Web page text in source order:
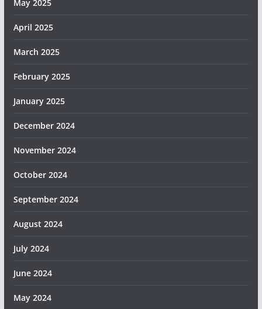
May 2025
April 2025
March 2025
February 2025
January 2025
December 2024
November 2024
October 2024
September 2024
August 2024
July 2024
June 2024
May 2024